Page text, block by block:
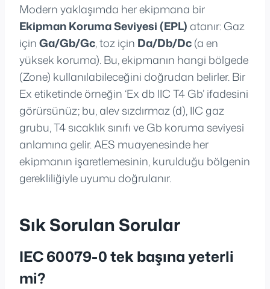
Modern yaklaşımda her ekipmana bir
Ekipman Koruma Seviyesi (EPL) atanır: Gaz
içinGa/Gb/Gc, toz için Da/Db/Dc(a en
yüksek koruma). Bu, ekipmanın hangi bölgede
(Zone) kullanılabileceğini doğrudan belirler. Bir
Ex etiketinde örneğin ‘Ex db IIC T4 Gb’ ifadesini
görürsünüz; bu, alev sızdırmaz (d), IIC gaz
grubu, T4 sıcaklık sınıfı ve Gb koruma seviyesi
anlamına gelir. AES muayenesinde her
ekipmanın işaretlemesinin, kurulduğu bölgenin
gerekliliğiyle uyumu doğrulanır.
Sık Sorulan Sorular
IEC 60079-0 tek başına yeterli
mi?